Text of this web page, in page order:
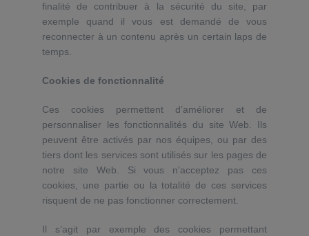
finalité de contribuer à la sécurité du site, par
exemple quand il vous est demandé de vous
reconnecter à un contenu après un certain laps de
temps.
Cookies de fonctionnalité
Ces cookies permettent d’améliorer et de
personnaliser les fonctionnalités du site Web. Ils
peuvent être activés par nos équipes, ou par des
tiers dont les services sont utilisés sur les pages de
notre site Web. Si vous n'acceptez pas ces
cookies, une partie ou la totalité de ces services
risquent de ne pas fonctionner correctement.
Il s’agit par exemple des cookies permettant